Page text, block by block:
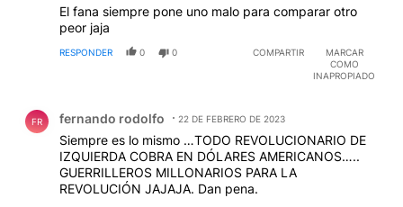
El fana siempre pone uno malo para comparar otro
peor jaja
RESPONDER 0 0 COMPARTIR
MARCAR
COMO
INAPROPIADO
FR fernando rodolfo 22 DE FEBRERO DE 2023
Siempre es lo mismo …TODO REVOLUCIONARIO DE
IZQUIERDA COBRA EN DÓLARES AMERICANOS…..
GUERRILLEROS MILLONARIOS PARA LA
REVOLUCIÓN JAJAJA. Dan pena.